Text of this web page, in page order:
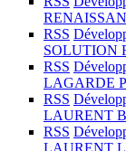
RSS
SOLUTION
RSS
LAGARDE
RSS
LAURENT
RSS
LAURENT